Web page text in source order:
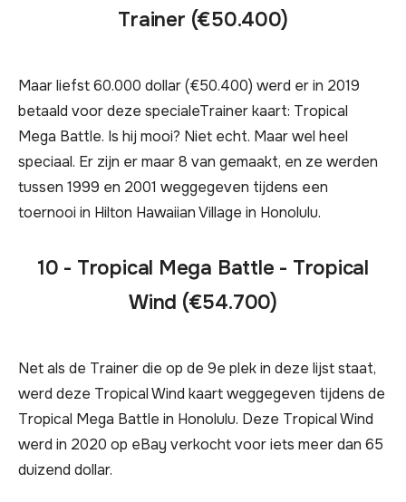
Trainer (€50.400)
Maar liefst 60.000 dollar (€50.400) werd er in 2019
betaald voor deze specialeTrainer kaart: Tropical
Mega Battle. Is hij mooi? Niet echt. Maar wel heel
speciaal. Er zijn er maar 8 van gemaakt, en ze werden
tussen 1999 en 2001 weggegeven tijdens een
toernooi in Hilton Hawaiian Village in Honolulu.
10 - Tropical Mega Battle - Tropical
Wind (€54.700)
Net als de Trainer die op de 9e plek in deze lijst staat,
werd deze Tropical Wind kaart weggegeven tijdens de
Tropical Mega Battle in Honolulu. Deze Tropical Wind
werd in 2020 op eBay verkocht voor iets meer dan 65
duizend dollar.